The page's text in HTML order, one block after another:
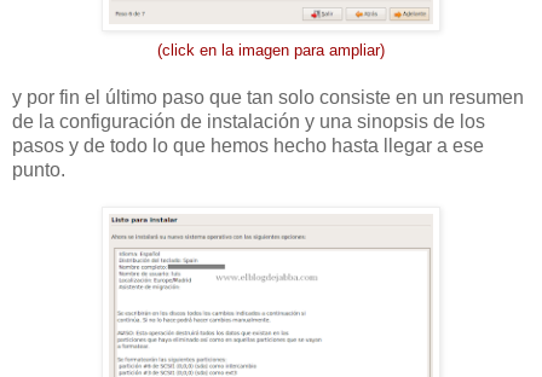
(click en la imagen para ampliar)
y por fin el último paso que tan solo consiste en un resumen
de la configuración de instalación y una sinopsis de los
pasos y de todo lo que hemos hecho hasta llegar a ese
punto.